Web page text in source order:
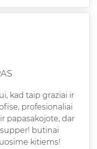
kad taip graziai ir
profesionaliai
papasakojote, dar
supper! butinai
kitiems!